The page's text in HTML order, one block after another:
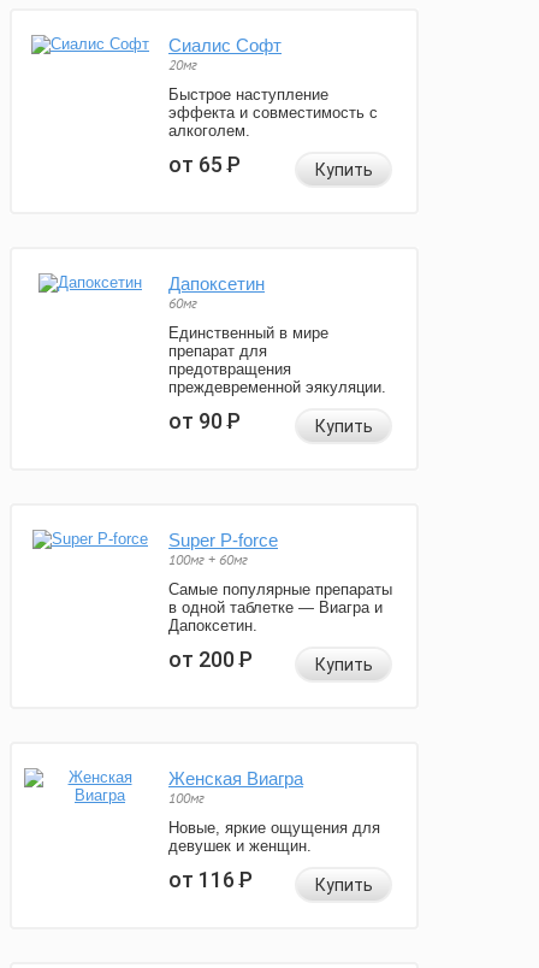
Сиалис Софт
20мг
Быстрое наступление
эффекта и совместимость с
алкоголем.
от 65Р Купить
Дапоксетин
60мг
Единственный в мире
препарат для
предотвращения
преждевременной эякуляции.
от 90Р Купить
Super P-force
100мг + 60мг
Самые популярные препараты
в одной таблетке — Виагра и
Дапоксетин.
от 200Р Купить
Женская Виагра
100мг
Новые, яркие ощущения для
девушек и женщин.
от 116Р Купить